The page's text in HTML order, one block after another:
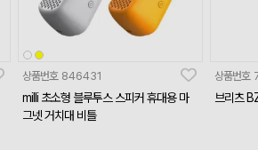
상품번호 846431
milli 초소형 블루투스 스피커 휴대용 마
그넷 거치대 비틀
상품번호
브리츠